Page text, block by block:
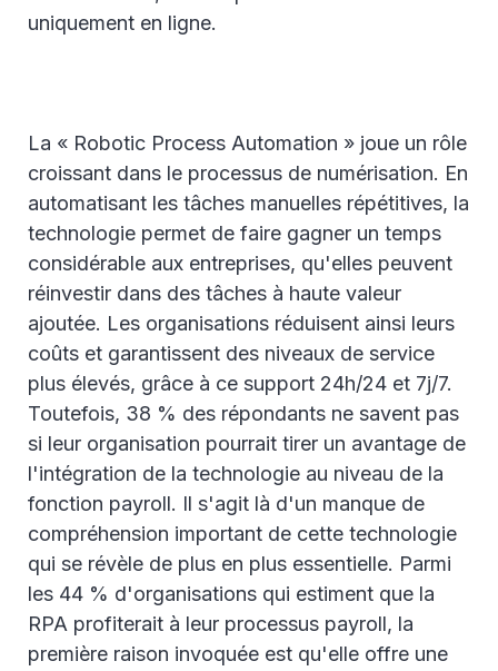
uniquement en ligne.
La « Robotic Process Automation » joue un rôle
croissant dans le processus de numérisation. En
automatisant les tâches manuelles répétitives, la
technologie permet de faire gagner un temps
considérable aux entreprises, qu'elles peuvent
réinvestir dans des tâches à haute valeur
ajoutée. Les organisations réduisent ainsi leurs
coûts et garantissent des niveaux de service
plus élevés, grâce à ce support 24h/24 et 7j/7.
Toutefois, 38 % des répondants ne savent pas
si leur organisation pourrait tirer un avantage de
l'intégration de la technologie au niveau de la
fonction payroll. Il s'agit là d'un manque de
compréhension important de cette technologie
qui se révèle de plus en plus essentielle. Parmi
les 44 % d'organisations qui estiment que la
RPA profiterait à leur processus payroll, la
première raison invoquée est qu'elle offre une